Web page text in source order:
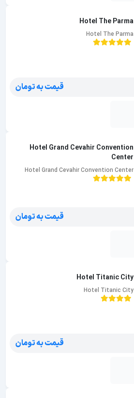
Hotel The Parma
Hotel The Parma
قیمت به تومان
Hotel Grand Cevahir Convention
Center
Hotel Grand Cevahir Convention Center
قیمت به تومان
Hotel Titanic City
Hotel Titanic City
قیمت به تومان